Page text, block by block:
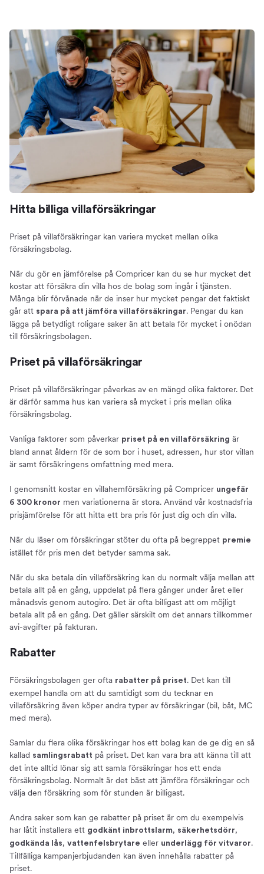
Hitta billiga villaförsäkringar
Priset på villaförsäkringar kan variera mycket mellan olika
försäkringsbolag.
När du gör en jämförelse på Compricer kan du se hur mycket det
kostar att försäkra din villa hos de bolag som ingår i tjänsten.
Många blir förvånade när de inser hur mycket pengar det faktiskt
går att spara på att jämföra villaförsäkringar. Pengar du kan
lägga på betydligt roligare saker än att betala för mycket i onödan
till försäkringsbolagen.
Priset på villaförsäkringar
Priset på villaförsäkringar påverkas av en mängd olika faktorer. Det
är därför samma hus kan variera så mycket i pris mellan olika
försäkringsbolag.
Vanliga faktorer som påverkar priset på en villaförsäkring är
bland annat åldern för de som bor i huset, adressen, hur stor villan
är samt försäkringens omfattning med mera.
I genomsnitt kostar en villahemförsäkring på Compricer ungefär
6 300 kronor men variationerna är stora. Använd vår kostnadsfria
prisjämförelse för att hitta ett bra pris för just dig och din villa.
När du läser om försäkringar stöter du ofta på begreppet premie
istället för pris men det betyder samma sak.
När du ska betala din villaförsäkring kan du normalt välja mellan att
betala allt på en gång, uppdelat på flera gånger under året eller
månadsvis genom autogiro. Det är ofta billigast att om möjligt
betala allt på en gång. Det gäller särskilt om det annars tillkommer
avi-avgifter på fakturan.
Rabatter
Försäkringsbolagen ger ofta rabatter på priset. Det kan till
exempel handla om att du samtidigt som du tecknar en
villaförsäkring även köper andra typer av försäkringar (bil, båt, MC
med mera).
Samlar du flera olika försäkringar hos ett bolag kan de ge dig en så
kallad samlingsrabatt på priset. Det kan vara bra att känna till att
det inte alltid lönar sig att samla försäkringar hos ett enda
försäkringsbolag. Normalt är det bäst att jämföra försäkringar och
välja den försäkring som för stunden är billigast.
Andra saker som kan ge rabatter på priset är om du exempelvis
har låtit installera ett godkänt inbrottslarm, säkerhetsdörr,
godkända lås, vattenfelsbrytare eller underlägg för vitvaror.
Tillfälliga kampanjerbjudanden kan även innehålla rabatter på
priset.